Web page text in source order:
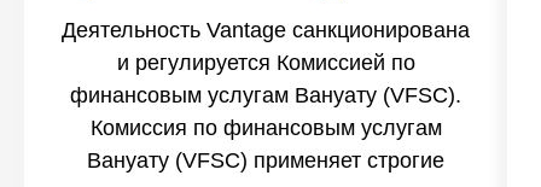
Деятельность Vantage санкционирована
и регулируется Комиссией по
финансовым услугам Вануату (VFSC).
Комиссия по финансовым услугам
Вануату (VFSC) применяет строгие